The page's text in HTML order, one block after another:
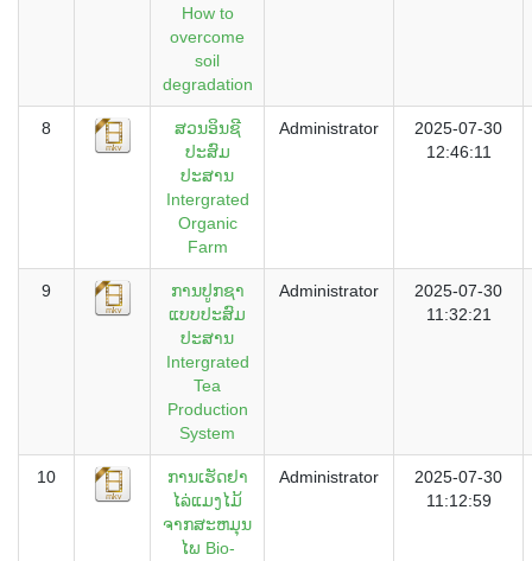
How to
overcome
soil
degradation
8
ສວນອິນຊີ
ປະສົມ
ປະສານ
Intergrated
Organic
Farm
Administrator
2025-07-30
12:46:11
9
ການປູກຊາ
ແບບປະສົມ
ປະສານ
Intergrated
Tea
Production
System
Administrator
2025-07-30
11:32:21
10
ການເຮັດຢາ
ໄລ່ແມງໄມ້
ຈາກສະຫມຸນ
ໄພ Bio-
Administrator
2025-07-30
11:12:59